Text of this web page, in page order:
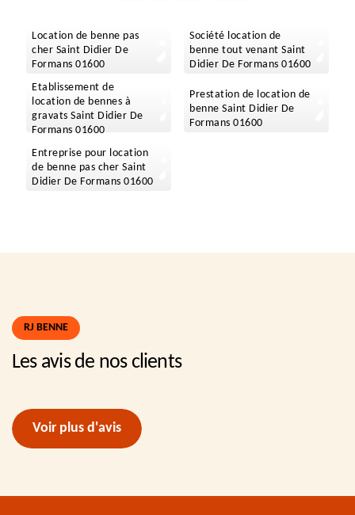
Location de benne pas
cher Saint Didier De
Formans 01600
Société location de
benne tout venant Saint
Didier De Formans 01600
Etablissement de
location de bennes à
gravats Saint Didier De
Formans 01600
Prestation de location de
benne Saint Didier De
Formans 01600
Entreprise pour location
de benne pas cher Saint
Didier De Formans 01600
RJ BENNE
Les avis de nos clients
Voir plus d'avis